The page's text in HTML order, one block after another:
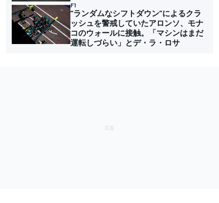
F1
“ランダムなシフトダウン”によるクラ
ッシュを警戒していたアロンソ、モナ
コのウォールに接触。「マシンはまだ
運転しづらい」とデ・ラ・ロサ